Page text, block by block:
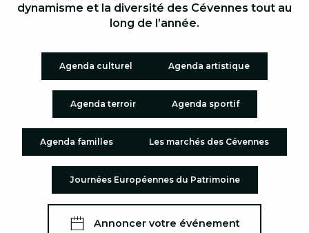
dynamisme et la diversité des Cévennes tout au
long de l’année.
Agenda culturel Agenda artistique
Agenda terroir Agenda sportif
Agenda familles Les marchés des Cévennes
Journées Européennes du Patrimoine
Annoncer votre événement